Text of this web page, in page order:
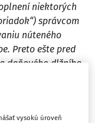
niektorých
správcom
núteného
Preto ešte pred
daňového dlžníka
je daňová
alebo podať proti
vysokú úroveň